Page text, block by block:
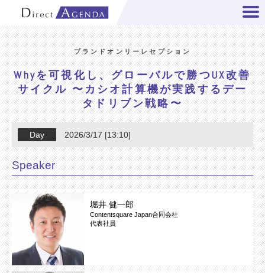
ブランドオンリーレセプション
Whyを可視化し、グローバルで勝つUX改善
サイクル 〜カシオ計算機が実践するデー
タドリブン戦略〜
Day 2026/3/17 [13:10]
Speaker
堀井 健一郎
Contentsquare Japan合同会社
代表社員